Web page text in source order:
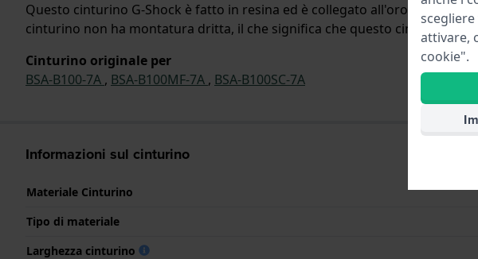
Questo cinturino G-Shock è fatto in resina ed è collegato all'orologio per
cinturino non ha montatura dritta, il che significa che questo cinturino è
Cinturino originale per
BSA-B100-7A , BSA-B100MF-7A , BSA-B100SC-7A
Informazioni sul cinturino
Materiale Cinturino
Tipo di materiale
Larghezza cinturino
attivare,
cookie".